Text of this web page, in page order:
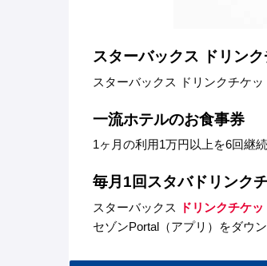
スターバックス ドリンク
スターバックス ドリンクチケ
一流ホテルのお食事券
1ヶ月の利用1万円以上を6回継
毎月1回スタバドリンク
スターバックス
ドリンクチケ
セゾンPortal（アプリ）をダウ